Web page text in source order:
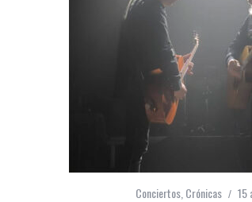
Conciertos Crónicas 15